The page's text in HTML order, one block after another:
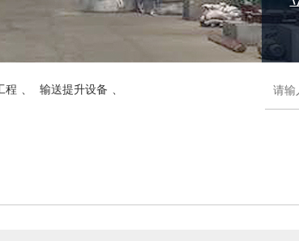
程 、 输送提升设备 、